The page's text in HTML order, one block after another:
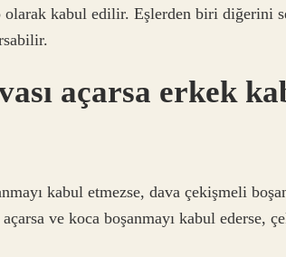
olarak kabul edilir. Eşlerden biri diğerini
açarsa erkek
kabul etmezse, dava çekişmeli
ve koca boşanmayı kabul ederse,